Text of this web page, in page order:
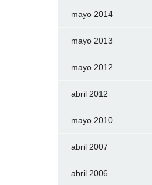
mayo 2014
mayo 2013
mayo 2012
abril 2012
mayo 2010
abril 2007
abril 2006